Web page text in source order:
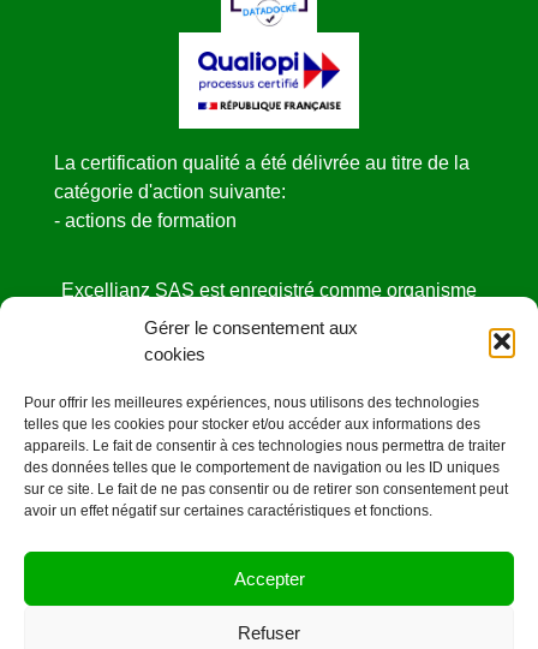
Gérer le consentement aux
cookies
Pour offrir les meilleures expériences, nous utilisons des technologies
telles que les cookies pour stocker et/ou accéder aux informations des
appareils. Le fait de consentir à ces technologies nous permettra de traiter
des données telles que le comportement de navigation ou les ID uniques
sur ce site. Le fait de ne pas consentir ou de retirer son consentement peut
avoir un effet négatif sur certaines caractéristiques et fonctions.
Accepter
Refuser
La certification qualité a été délivrée au titre de la
catégorie d'action suivante:
- actions de formation
Excellianz SAS est enregistré comme organisme
de formation
sous le NDA N° 52440841444 auprès de la
Cet enregistrement ne vaut pas agrément de l’état
Mentions légales
©OrangeCarre.fr -2020